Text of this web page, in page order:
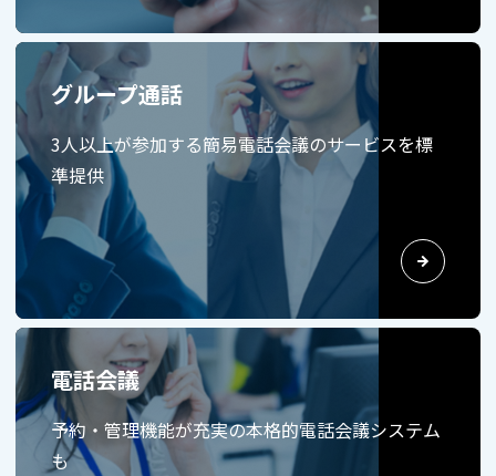
グループ通話
3人以上が参加する簡易電話会議のサービスを標
準提供
電話会議
予約・管理機能が充実の本格的電話会議システム
も